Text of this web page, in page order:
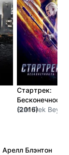
Стартрек:
Бесконечность
(2016)
Star Trek
Арелл Блэнтон